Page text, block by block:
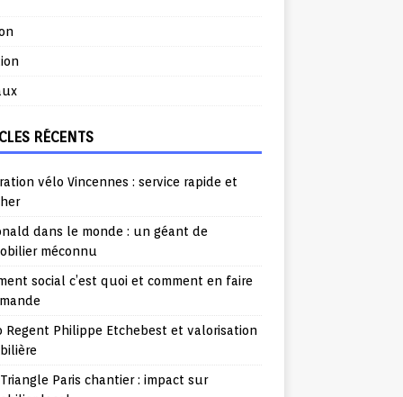
RÉCENTS
vélo Vincennes : service rapide et
dans le monde : un géant de
méconnu
social c’est quoi et comment en faire
Regent Philippe Etchebest et valorisation
Paris chantier : impact sur